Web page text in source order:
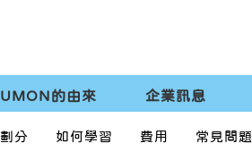
的由來 企業訊息
分 如何學習 費用 常見問題